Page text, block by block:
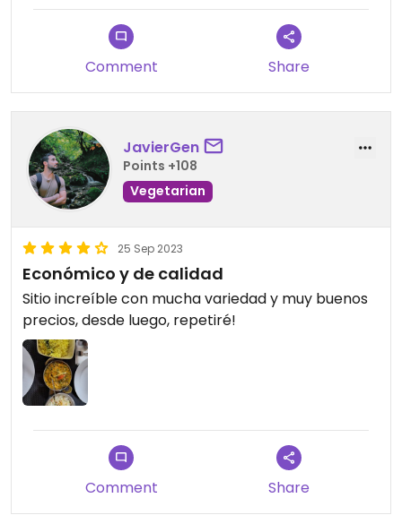
Comment Share
JavierGen
Points +108
Vegetarian
25 Sep 2023
Económico y de calidad
Sitio increíble con mucha variedad y muy buenos
precios, desde luego, repetiré!
Comment Share